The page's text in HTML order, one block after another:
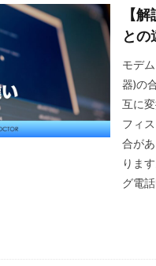
【
との
モデ
器)の
互に
フィ
合が
りま
グ電